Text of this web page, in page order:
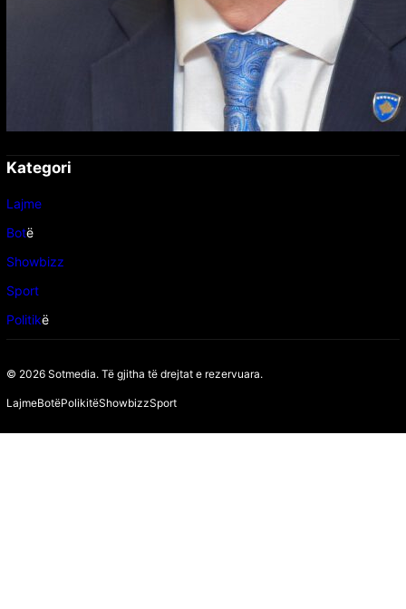
Kategori
Lajme
Botë
Showbizz
Sport
Politikë
© 2026 Sotmedia. Të gjitha të drejtat e rezervuara.
LajmeBotëPolikitëShowbizzSport